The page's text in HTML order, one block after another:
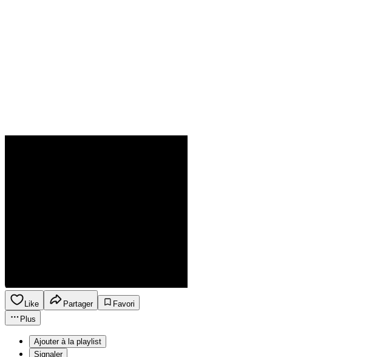
Like Partager
Favori
Plus
Ajouter à la playlist
Signaler